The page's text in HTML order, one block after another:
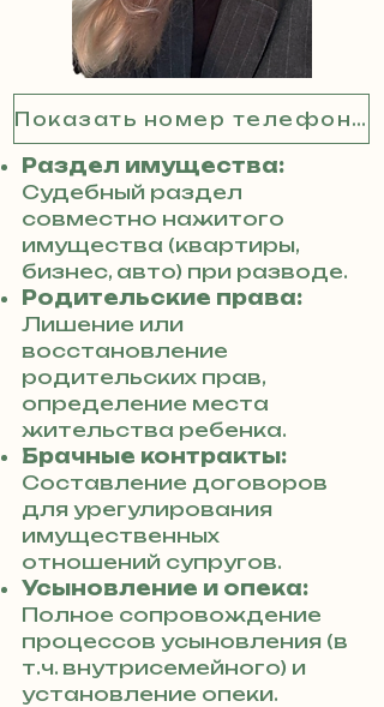
Показать номер телефона
Раздел имущества:
Судебный раздел
совместно нажитого
имущества (квартиры,
бизнес, авто) при разводе.
Родительские права:
Лишение или
восстановление
родительских прав,
определение места
жительства ребенка.
Брачные контракты:
Составление договоров
для урегулирования
имущественных
отношений супругов.
Усыновление и опека:
Полное сопровождение
процессов усыновления (в
т.ч. внутрисемейного) и
установление опеки.